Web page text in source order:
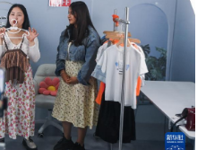
健康 军事
图片 政务
金融 汽车
信息化 数字经济